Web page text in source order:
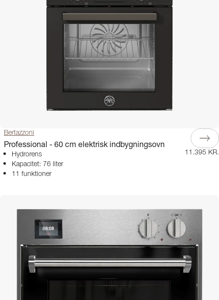
Bertazzoni
Professional - 60 cm elektrisk indbygningsovn
Hydrorens
Kapacitet: 76 liter
11 funktioner
11.395 KR.